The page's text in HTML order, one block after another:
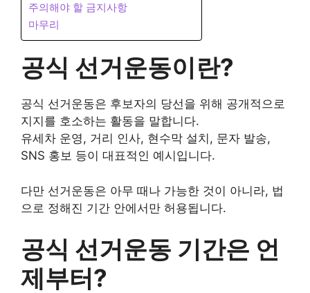
주의해야 할 금지사항
마무리
공식 선거운동이란?
공식 선거운동은 후보자의 당선을 위해 공개적으로
지지를 호소하는 활동을 말합니다.
유세차 운영, 거리 인사, 현수막 설치, 문자 발송,
SNS 홍보 등이 대표적인 예시입니다.
다만 선거운동은 아무 때나 가능한 것이 아니라, 법
으로 정해진 기간 안에서만 허용됩니다.
공식 선거운동 기간은 언
제부터?